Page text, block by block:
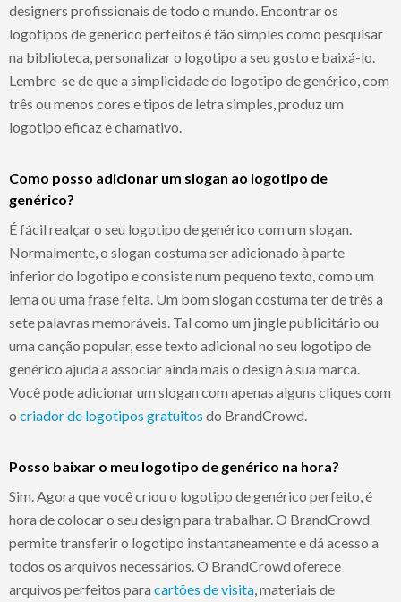
designers profissionais de todo o mundo. Encontrar os
logotipos de genérico perfeitos é tão simples como pesquisar
na biblioteca, personalizar o logotipo a seu gosto e baixá-lo.
Lembre-se de que a simplicidade do logotipo de genérico, com
três ou menos cores e tipos de letra simples, produz um
logotipo eficaz e chamativo.
Como posso adicionar um slogan ao logotipo de
genérico?
É fácil realçar o seu logotipo de genérico com um slogan.
Normalmente, o slogan costuma ser adicionado à parte
inferior do logotipo e consiste num pequeno texto, como um
lema ou uma frase feita. Um bom slogan costuma ter de três a
sete palavras memoráveis. Tal como um jingle publicitário ou
uma canção popular, esse texto adicional no seu logotipo de
genérico ajuda a associar ainda mais o design à sua marca.
Você pode adicionar um slogan com apenas alguns cliques com
o criador de logotipos gratuitos do BrandCrowd.
Posso baixar o meu logotipo de genérico na hora?
Sim. Agora que você criou o logotipo de genérico perfeito, é
hora de colocar o seu design para trabalhar. O BrandCrowd
permite transferir o logotipo instantaneamente e dá acesso a
todos os arquivos necessários. O BrandCrowd oferece
arquivos perfeitos para cartões de visita , materiais de